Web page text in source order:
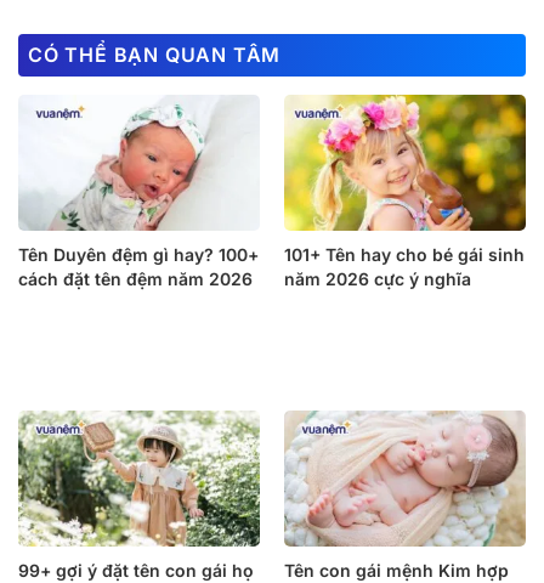
CÓ THỂ BẠN QUAN TÂM
Tên Duyên đệm gì hay? 100+
cách đặt tên đệm năm 2026
101+ Tên hay cho bé gái sinh
năm 2026 cực ý nghĩa
99+ gợi ý đặt tên con gái họ
Tên con gái mệnh Kim hợp